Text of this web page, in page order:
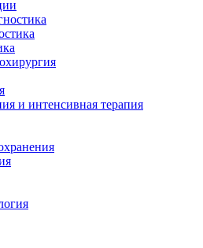
и интенсивная терапия